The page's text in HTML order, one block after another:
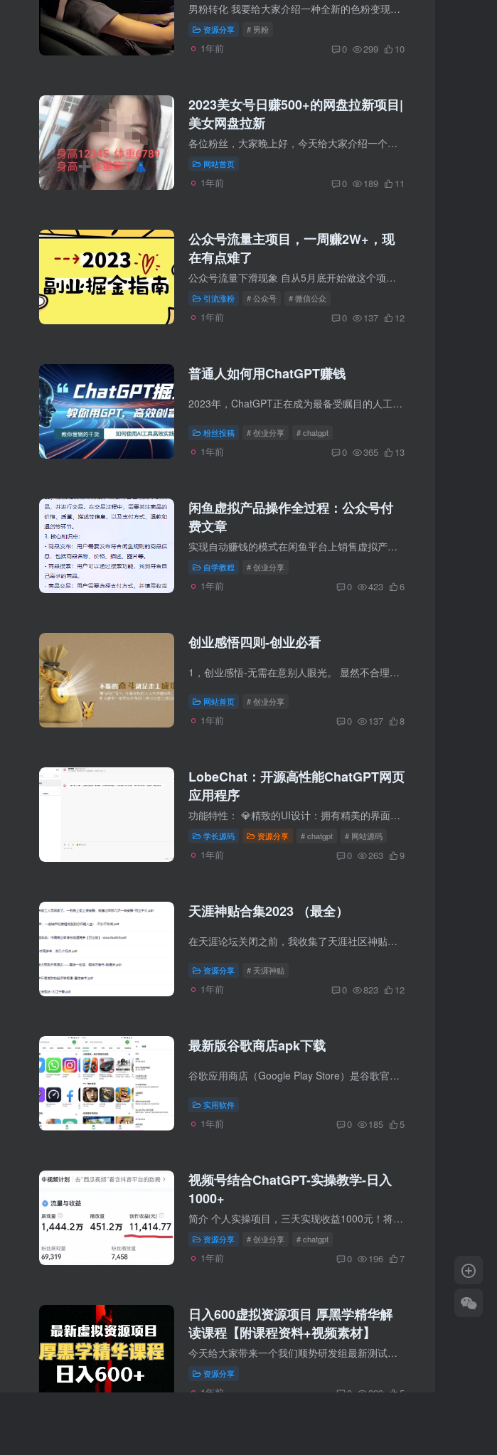
男粉转化 我要给大家介绍一种全新的色粉变现方法，这个是某机构的学院的爆料，完整实操教程放着这里，核心原理就是：抖音引流+入群变现。 有学员爆料男粉转化项目一天日入2000，下面是截图： 抖...
资源分享 # 男粉
1年前 0 299 10
2023美女号日赚500+的网盘拉新项目|
美女网盘拉新
各位粉丝，大家晚上好，今天给大家介绍一个。又能引流又能搞钱的好项目。 美女号网盘拉新，没错顾名思义，就是我们混剪一些美女视频，当然咱们做绿色健康的项目。肯定不擦边，不违规的发现美女...
网站首页
1年前 0 189 11
公众号流量主项目，一周赚2W+，现
在有点难了
公众号流量下滑现象 自从5月底开始做这个项目，到摸清里面的点点滴滴的， 当时3个号的时候，最高的一个号一周峰值达到1.2w， 到现在5个号的时候，最高的一个号一周峰值是2.3w。 这个数字可能对...
引流涨粉 # 公众号 # 微信公众
1年前 0 137 12
普通人如何用ChatGPT赚钱
2023年，ChatGPT正在成为最备受瞩目的人工智能程序。在各个行业之中，与ChatGPT结合的新概念层出不穷。 对于一项新出现的技术，专打信息差的知识付费领域当然也不能错过这一潮流。关于ChatGPT的...
粉丝投稿 # 创业分享 # chatgpt
1年前 0 365 13
闲鱼虚拟产品操作全过程：公众号付
费文章
实现自动赚钱的模式在闲鱼平台上销售虚拟产品并实现自动发货的模式。这种模式对于个人来说可以作为一种半自动的业余兼职，每个月轻松增加几千块的收入。如果身边有人可以提供闲鱼账号支持，那么...
自学教程 # 创业分享
1年前 0 423 6
创业感悟四则-创业必看
1，创业感悟-无需在意别人眼光。 显然不合理的观念，却普遍存在，如： 公务员月薪三千＞做生意月入三万 努力创业＝不务正业 以考公的名义宅家玩游戏=有志青年 有趣的是，越是无脑之人，越爱输出...
网站首页 # 创业分享
1年前 0 137 8
LobeChat：开源高性能ChatGPT网页
应用程序
功能特性： 💎精致的UI设计：拥有精美的界面，优雅的外观和流畅的交互效果。支持亮色和暗色主题，并适用于移动设备。同时支持PWA，提供近乎原生的应用体验。 🗣️流畅的对话体验：提供流式响应...
学长源码 资源分享 # chatgpt # 网站源码
1年前 0 263 9
天涯神贴合集2023 （最全）
在天涯论坛关闭之前，我收集了天涯社区神贴合集共 25.75G（人性，社会，历史，金融，房地产），包括KK三部曲、大鹏金翅明王在内的金融、房产、人文历史等等。 天涯社区创立于1999年，以“全球华...
资源分享 # 天涯神贴
1年前 0 823 12
最新版谷歌商店apk下载
谷歌应用商店（Google Play Store）是谷歌官方的应用市场，提供了广泛的应用选择。对于许多国外手机游戏，需要通过Google Play 商店的验证才能玩。对于游戏爱好者来说，下载安装最新版的谷歌市...
实用软件
1年前 0 185 5
视频号结合ChatGPT-实操教学-日入
1000+
简介 个人实操项目，三天实现收益1000元！将民间故事与ChatGPT改编的文案相结合，利用AI制作中视频，通过视频播放量获取收益，并教你其他各种变现方法。本课程轻松帮你通过原创审核，小白也能轻...
资源分享 # 创业分享 # chatgpt
1年前 0 196 7
日入600虚拟资源项目 厚黑学精华解
读课程【附课程资料+视频素材】
今天给大家带来一个我们顺势研发组最新测试通过的项目 厚黑学精华课程解读项目 我们实测单日稳定600+的收益 先给大家讲解一下这个项目的原理 首先厚黑学是一本流传了很久的书 &...
资源分享
1年前 0 299 5